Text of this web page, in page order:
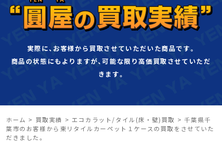
実際に､お客様から買取させていただいた商品です｡
商品の状態にもよりますが､可能な限り高価買取させていただ
きます｡
ホーム > 買取実績 > エコカラット/タイル(床・壁)買取 > 千葉県千
葉市のお客様から東リタイルカーペット１ケースの買取をさせていた
だきました。